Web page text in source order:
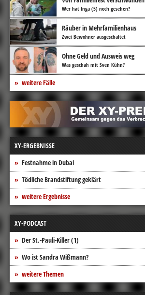
Wer hat Inga (5) noch gesehen?
Räuber in Mehrfamilienhaus
Zwei Bewohner ausgeschaltet
Ohne Geld und Ausweis weg
Was geschah mit Sven Kühn?
weitere Fälle
XY-ERGEBNISSE
Festnahme in Dubai
Tödliche Brandstiftung geklärt
weitere Ergebnisse
XY-PODCAST
Der St.-Pauli-Killer (1)
Wo ist Sandra Wißmann?
weitere Themen